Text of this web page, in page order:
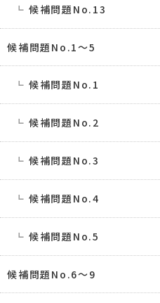
候補問題No.13
候補問題No.1〜5
候補問題No.1
候補問題No.2
候補問題No.3
候補問題No.4
候補問題No.5
候補問題No.6〜9